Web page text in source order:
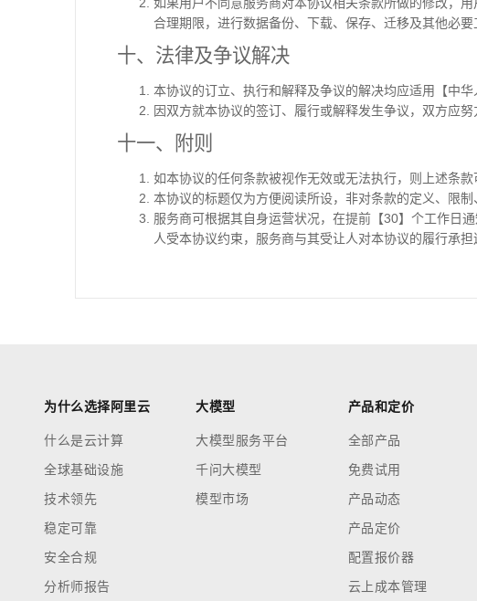
合理期限，进行数据备份、下载、保存、迁移及其他必
十、法律及争议解决
本协议的订立、执行和解释及争议的解决均应适用【中华
因双方就本协议的签订、履行或解释发生争议，双方应
十一、附则
如本协议的任何条款被视作无效或无法执行，则上述条款
本协议的标题仅为方便阅读所设，非对条款的定义、限制
服务商可根据其自身运营状况，在提前【30】个工作日
人受本协议约束，服务商与其受让人对本协议的履行承担
为什么选择阿里云
什么是云计算
全球基础设施
技术领先
稳定可靠
安全合规
分析师报告
大模型
大模型服务平台
千问大模型
模型市场
产品和定价
全部产品
免费试用
产品动态
产品定价
配置报价器
云上成本管理